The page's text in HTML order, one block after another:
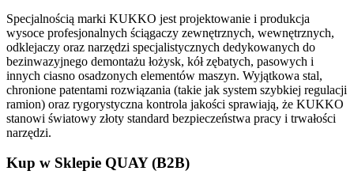
Specjalnością marki KUKKO jest projektowanie i produkcja
wysoce profesjonalnych ściągaczy zewnętrznych, wewnętrznych,
odklejaczy oraz narzędzi specjalistycznych dedykowanych do
bezinwazyjnego demontażu łożysk, kół zębatych, pasowych i
innych ciasno osadzonych elementów maszyn. Wyjątkowa stal,
chronione patentami rozwiązania (takie jak system szybkiej regulacji
ramion) oraz rygorystyczna kontrola jakości sprawiają, że KUKKO
stanowi światowy złoty standard bezpieczeństwa pracy i trwałości
narzędzi.
Kup w Sklepie QUAY (B2B)